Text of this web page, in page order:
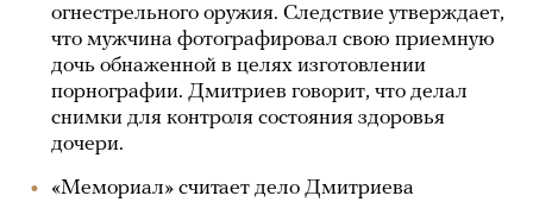
огнестрельного оружия. Следствие утверждает,
что мужчина фотографировал свою приемную
дочь обнаженной в целях изготовлении
порнографии. Дмитриев говорит, что делал
снимки для контроля состояния здоровья
дочери.
«Мемориал» считает дело Дмитриева